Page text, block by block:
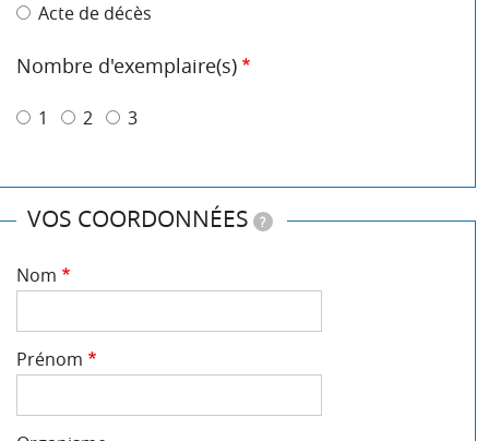
Acte de décès
Nombre d'exemplaire(s)
1 2 3
VOS COORDONNÉES ?
Nom
Prénom